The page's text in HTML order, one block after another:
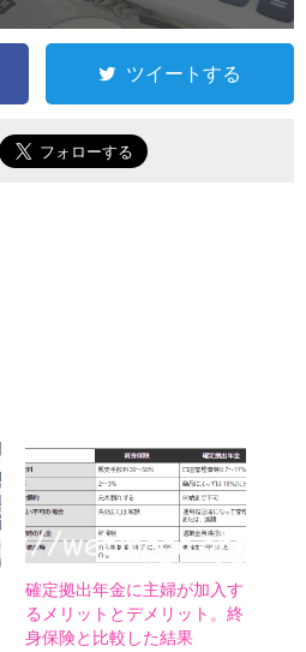
ツイートする
確定拠出年金に主婦が加入す
るメリットとデメリット。終
身保険と比較した結果